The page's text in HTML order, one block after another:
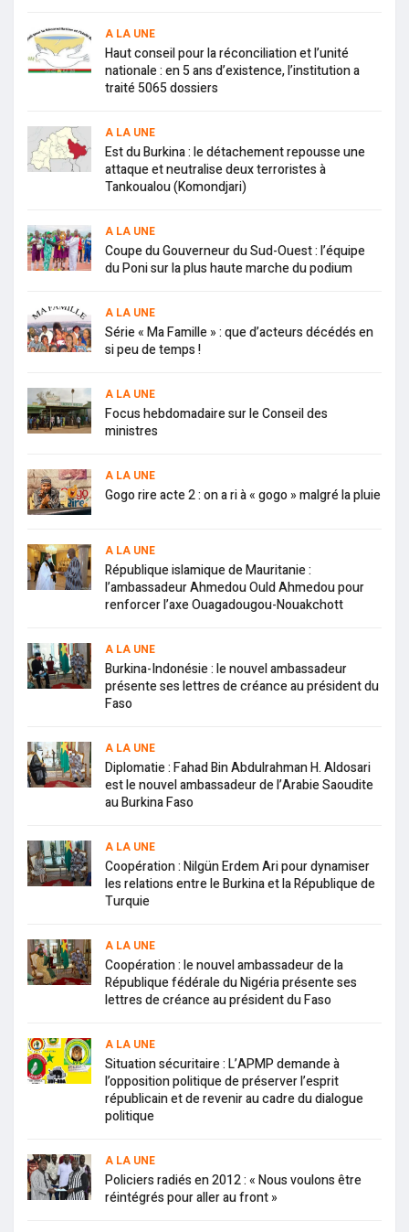
A LA UNE
Haut conseil pour la réconciliation et l’unité
nationale : en 5 ans d’existence, l’institution a
traité 5065 dossiers
A LA UNE
Est du Burkina : le détachement repousse une
attaque et neutralise deux terroristes à
Tankoualou (Komondjari)
A LA UNE
Coupe du Gouverneur du Sud-Ouest : l’équipe
du Poni sur la plus haute marche du podium
A LA UNE
Série « Ma Famille » : que d’acteurs décédés en
si peu de temps !
A LA UNE
Focus hebdomadaire sur le Conseil des
ministres
A LA UNE
Gogo rire acte 2 : on a ri à « gogo » malgré la pluie
A LA UNE
République islamique de Mauritanie :
l’ambassadeur Ahmedou Ould Ahmedou pour
renforcer l’axe Ouagadougou-Nouakchott
A LA UNE
Burkina-Indonésie : le nouvel ambassadeur
présente ses lettres de créance au président du
Faso
A LA UNE
Diplomatie : Fahad Bin Abdulrahman H. Aldosari
est le nouvel ambassadeur de l’Arabie Saoudite
au Burkina Faso
A LA UNE
Coopération : Nilgün Erdem Ari pour dynamiser
les relations entre le Burkina et la République de
Turquie
A LA UNE
Coopération : le nouvel ambassadeur de la
République fédérale du Nigéria présente ses
lettres de créance au président du Faso
A LA UNE
Situation sécuritaire : L’APMP demande à
l’opposition politique de préserver l’esprit
républicain et de revenir au cadre du dialogue
politique
A LA UNE
Policiers radiés en 2012 : « Nous voulons être
réintégrés pour aller au front »